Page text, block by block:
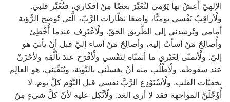
الإلهيّ أَعِشْ بها يَوْمِي لتُغَيِّرَ بعضًا مِنْ أفكاري، فتُغَيِّر قلبي.
ولْأراقِبْ نَفْسي يوميًّا، واضعًا نظّارات الرَّبّ، الَّتي تُوضح الرُّؤية
أمامي وتُرشدني إلى الطَّريق الحَقّ. ولْأعْتَرِف عندما أُخْطِئ
وأُصالِحْ مَنْ أسأتُ إليه، وأصالِحْ مَنْ أساء إليَّ قبل أنْ يأتيَ هو
إليّ. ولْأتمنّى لِغَيْري ما أتمنّاه لِنَفْسي ولْأفْرَح عندَ تأَلُّقِهِ ولأحْزَنْ
عند سقوطه. ولْأطْلُب منه أنْ يغسلَني بالتَّوبَة، ويُنَقِّيَني، هو العالِم
بخفيّات القلب. ولْأسْتَوْدِع الرَّبَّ نفسي قبل النَّوْم كلَّ يوم. لا
أُؤَجِّلَنَّ المواجهة فقد لا أرى الغد. ولْأتَّكِل عليه لأنّ كلَّ شيءٍ مِنْ